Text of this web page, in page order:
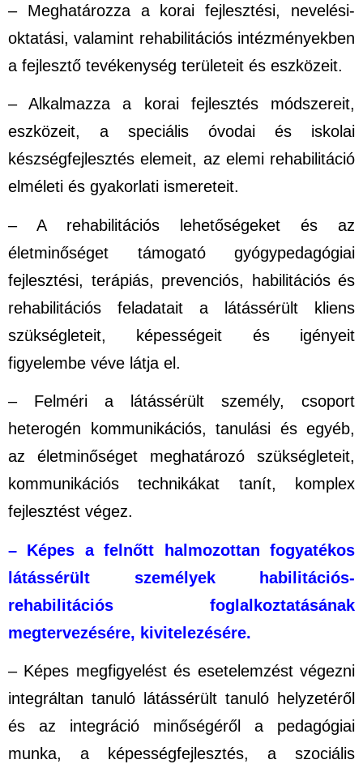
– Meghatározza a korai fejlesztési, nevelési-
oktatási, valamint rehabilitációs intézményekben
a fejlesztő tevékenység területeit és eszközeit.
– Alkalmazza a korai fejlesztés módszereit,
eszközeit, a speciális óvodai és iskolai
készségfejlesztés elemeit, az elemi rehabilitáció
elméleti és gyakorlati ismereteit.
– A rehabilitációs lehetőségeket és az
életminőséget támogató gyógypedagógiai
fejlesztési, terápiás, prevenciós, habilitációs és
rehabilitációs feladatait a látássérült kliens
szükségleteit, képességeit és igényeit
figyelembe véve látja el.
– Felméri a látássérült személy, csoport
heterogén kommunikációs, tanulási és egyéb,
az életminőséget meghatározó szükségleteit,
kommunikációs technikákat tanít, komplex
fejlesztést végez.
– Képes a felnőtt halmozottan fogyatékos
látássérült személyek habilitációs-
rehabilitációs foglalkoztatásának
megtervezésére, kivitelezésére.
– Képes megfigyelést és esetelemzést végezni
integráltan tanuló látássérült tanuló helyzetéről
és az integráció minőségéről a pedagógiai
munka, a képességfejlesztés, a szociális